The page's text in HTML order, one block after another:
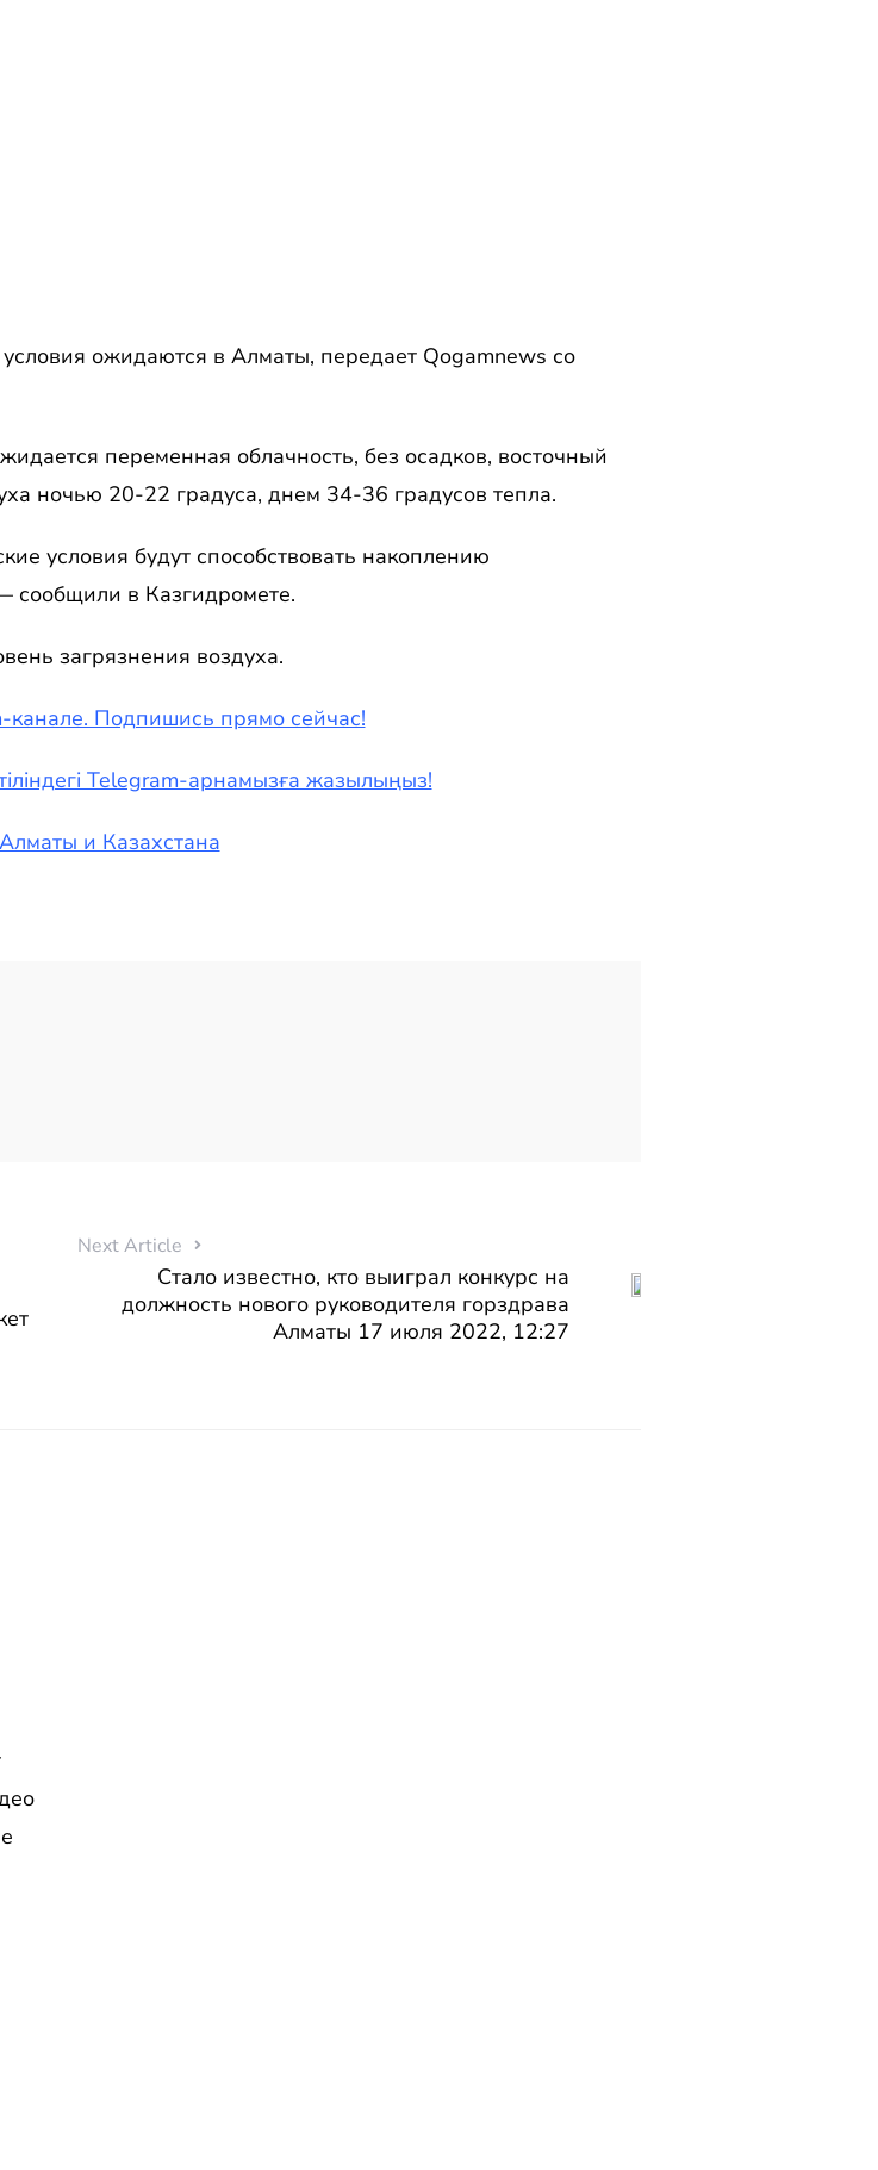
ожидаются в Алматы, передает Qogamnews со
переменная облачность, без осадков, восточный
ночью 20-22 градуса, днем 34-36 градусов тепла.
условия будут способствовать накоплению
сообщили в Казгидромете.
загрязнения воздуха.
Подпишись прямо сейчас!
Telegram-арнамызға жазылыңыз!
и Казахстана
Next Article
Стало известно, кто выиграл конкурс на
должность нового руководителя горздрава
Алматы 17 июля 2022, 12:27